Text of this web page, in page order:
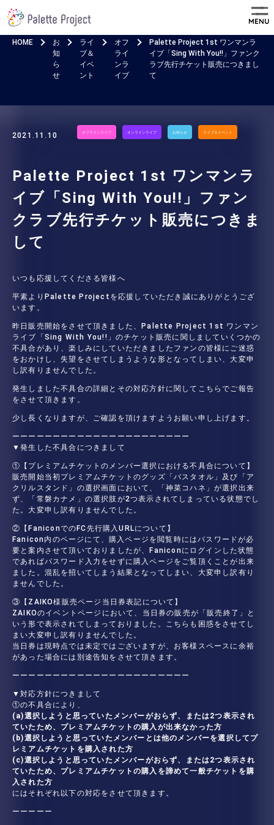
MENU
HOME
お
知
ら
せ
ライ
ブ＆
イベ
ント
オフ
ライ
ンラ
イブ
Palette Project 1st ワンマンラ
イブ「Sing With You!!」ファンク
ラブ先行チケット販売につきまし
て
2021.11.10 オフラインライブ オンラインライブ お知らせ ライブ＆イベント
Palette Project 1st ワンマンラ
イブ「Sing With You!!」ファン
クラブ先行チケット販売につきま
して
いつも応援してくださる皆様へ
平素よりPalette Projectを応援していただき誠にありがとうござ
います。
昨日販売開始をさせて頂きました、Palette Project 1st ワンマン
ライブ「Sing With You!!」のチケット販売に関しましていくつかの
不具合があり、楽しみにしていただきましたファンの皆様にご迷惑
をおかけし、失望をさせてしまうような形となってしまい、大変申
し訳有りませんでした。
発生しました不具合の詳細とその対応方針に関してこちらでご報告
をさせて頂きます。
少し長くなりますが、ご確認を頂けますようお願い申し上げます。
ーーーーーーーーーーーーーーーーーーーーーー
▼発生した不具合につきまして
①【プレミアムチケットのメンバー選択における不具合について】
販売開始当初プレミアムチケットのグッズ「バスタオル」及び「ア
クリルスタンド」の選択画面において、「神菜コハネ」が選択出来
ず、「常磐カナメ」の選択肢が2つ表示されてしまっている状態でし
た。大変申し訳有りませんでした。
②【FaniconでのFC先行購入URLについて】
Fanicon内のページにて、購入ページを閲覧時にはパスワードが必
要と案内させて頂いておりましたが、Faniconにログインした状態
であればパスワード入力をせずに購入ページをご覧頂くことが出来
ました。混乱を招いてしまう結果となってしまい、大変申し訳有り
ませんでした。
③【ZAIKO様販売ページ当日券表記について】
ZAIKOのイベントページにおいて、当日券の販売が「販売終了」と
いう形で表示されてしまっておりました。こちらも困惑をさせてし
まい大変申し訳有りませんでした。
当日券は現時点では未定ではございますが、お客様スペースに余裕
があった場合には別途告知をさせて頂きます。
ーーーーーーーーーーーーーーーーーーーーーー
▼対応方針につきまして
①の不具合により、
(a)選択しようと思っていたメンバーがおらず、または2つ表示され
ていたため、プレミアムチケットの購入が出来なかった方
(b)選択しようと思っていたメンバーとは他のメンバーを選択してプ
レミアムチケットを購入された方
(c)選択しようと思っていたメンバーがおらず、または2つ表示され
ていたため、プレミアムチケットの購入を諦めて一般チケットを購
入された方
にはそれぞれ以下の対応をさせて頂きます。
ーーーーー